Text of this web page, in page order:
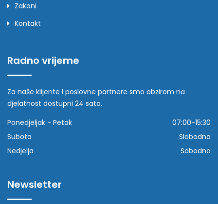
Zakoni
Kontakt
Radno vrijeme
Za naše klijente i poslovne partnere smo obzirom na
djelatnost dostupni 24 sata.
Ponedjeljak - Petak
07:00-15:30
Subota
Slobodna
Nedjelja
Sobodna
Newsletter